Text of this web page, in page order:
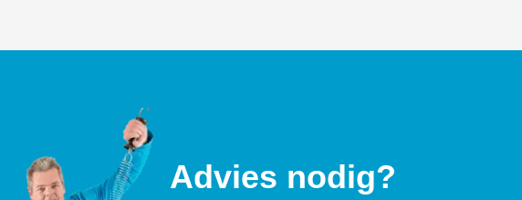
Advies nodig?